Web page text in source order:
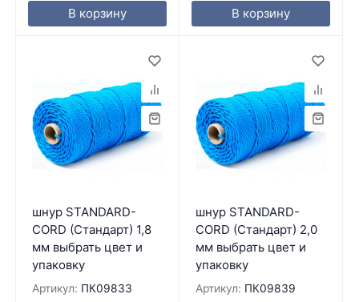
В корзину В корзину
шнур STANDARD-
CORD (Стандарт) 1,8
мм выбрать цвет и
упаковку
Артикул: ПК09833
шнур STANDARD-
CORD (Стандарт) 2,0
мм выбрать цвет и
упаковку
Артикул: ПК09839